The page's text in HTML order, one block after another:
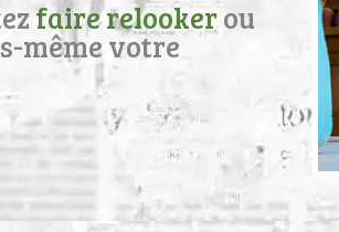
faire relookerou
même votre